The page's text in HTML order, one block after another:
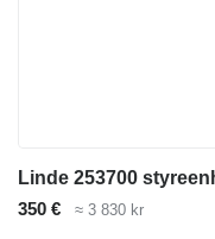
350 € ≈ 3 830 kr